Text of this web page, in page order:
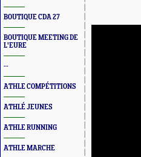
BOUTIQUE CDA 27
BOUTIQUE MEETING DE
L'EURE
--
ATHLE COMPÉTITIONS
ATHLÉ JEUNES
ATHLE RUNNING
ATHLE MARCHE